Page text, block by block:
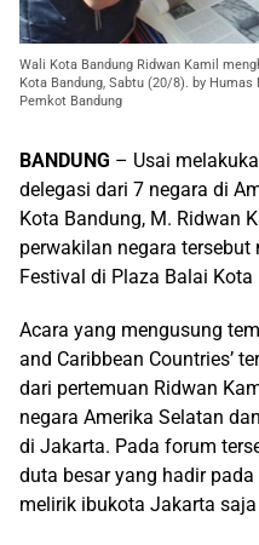
Wali Kota Bandung Ridwan Kamil
Kota Bandung, Sabtu (20/8). by
Pemkot Bandung
BANDUNG – Usai
delegasi dari 7 negara di
Kota Bandung, M. Ridwan
perwakilan negara
Festival di Plaza Balai
Acara yang mengusung
and Caribbean Countries’
dari pertemuan Ridwan
negara Amerika Selatan
di Jakarta. Pada forum
duta besar yang hadir
melirik ibukota Jakarta